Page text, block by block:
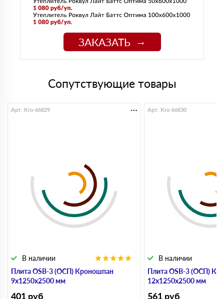
ЗАКАЗАТЬ
Сопутствующие товары
Плита OSB-3 (ОСП) Кроношпан
9х1250х2500 мм
В наличии
Арт. Kro-66829
401 руб
Плита OSB-3 (ОСП)
12х1250х2500 мм
В наличии
Арт. Kro-66830
561 руб